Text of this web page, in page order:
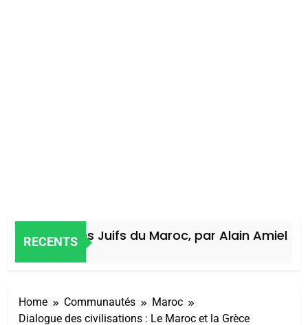
RECENTS
Histoire des Juifs du Maroc, par Alain Amiel
Home Communautés
Maroc
Dialogue des civilisations : Le Maroc et la Grèce